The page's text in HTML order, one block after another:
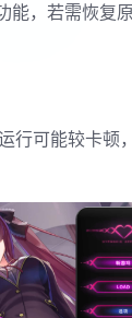
能，若需恢复
行可能较卡顿